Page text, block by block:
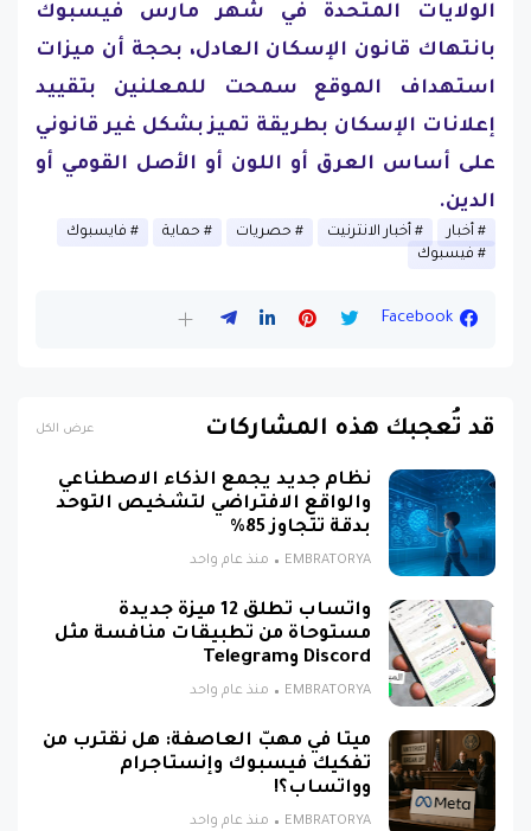
الولايات المتحدة في شهر مارس فيسبوك
بانتهاك قانون الإسكان العادل، بحجة أن ميزات
استهداف الموقع سمحت للمعلنين بتقييد
إعلانات الإسكان بطريقة تميز بشكل غير قانوني
على أساس العرق أو اللون أو الأصل القومي أو
الدين.
أخبار أخبار الانترنيت حصريات حماية
فايسبوك
فيسبوك
Facebook
قد تُعجبك هذه المشاركات عرض الكل
نظام جديد يجمع الذكاء الاصطناعي
والواقع الافتراضي لتشخيص التوحد
بدقة تتجاوز 85%
EMBRATORYA منذ عام واحد
واتساب تطلق 12 ميزة جديدة
مستوحاة من تطبيقات منافسة مثل
Discord وTelegram
EMBRATORYA منذ عام واحد
ميتا في مهبّ العاصفة: هل نقترب من
تفكيك فيسبوك وإنستاجرام
وواتساب؟!
EMBRATORYA منذ عام واحد